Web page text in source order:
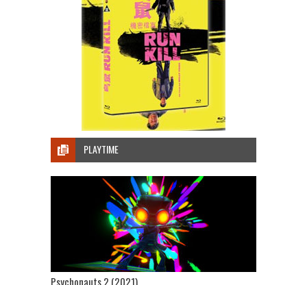
PLAYTIME
Psychonauts 2 (2021)